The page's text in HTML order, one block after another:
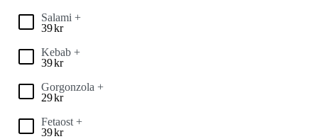
Salami +
39kr
Kebab +
39kr
Gorgonzola +
29kr
Fetaost +
39kr